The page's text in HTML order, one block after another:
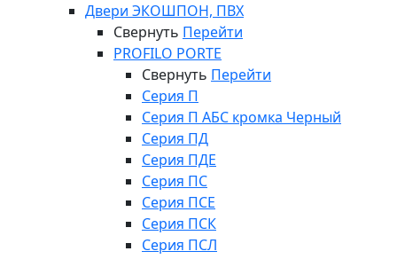
Двери ЭКОШПОН, ПВХ
Свернуть Перейти
PROFILO PORTE
Свернуть Перейти
Серия П
Серия П АБС кромка Черный
Серия ПД
Серия ПДЕ
Серия ПС
Серия ПСЕ
Серия ПСК
Серия ПСЛ